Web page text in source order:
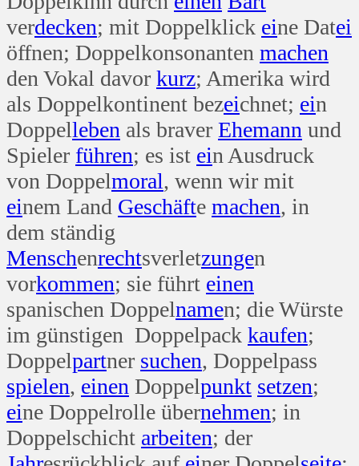
verdecken; mit Doppelklick eine Datei
öffnen; Doppelkonsonanten machen
den Vokal davor kurz; Amerika wird
als Doppelkontinent bezeichnet; ein
Doppelleben als braver Ehemann und
Spieler führen; es ist ein Ausdruck
von Doppelmoral, wenn wir mit
einem Land Geschäfte machen, in
dem ständig
Menschenrechtsverletzungen
vorkommen; sie führt einen
spanischen Doppelnamen; die Würste
im günstigen Doppelpack kaufen;
Doppelpartner suchen, Doppelpass
spielen, einen Doppelpunkt setzen;
eine Doppelrolle übernehmen; in
Doppelschicht arbeiten; der